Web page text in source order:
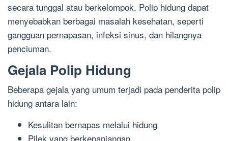
secara tunggal atau berkelompok. Polip hidung dapat
menyebabkan berbagai masalah kesehatan, seperti
gangguan pernapasan, infeksi sinus, dan hilangnya
penciuman.
Gejala Polip Hidung
Beberapa gejala yang umum terjadi pada penderita polip
hidung antara lain:
Kesulitan bernapas melalui hidung
Pilek yang berkepanjangan